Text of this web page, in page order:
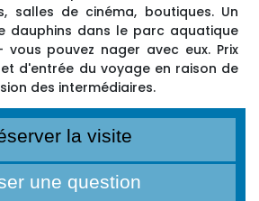
salles de cinéma, boutiques. Un
dauphins dans le parc aquatique
vous pouvez nager avec eux. Prix
d'entrée du voyage en raison de
des intermédiaires.
la visite
une question